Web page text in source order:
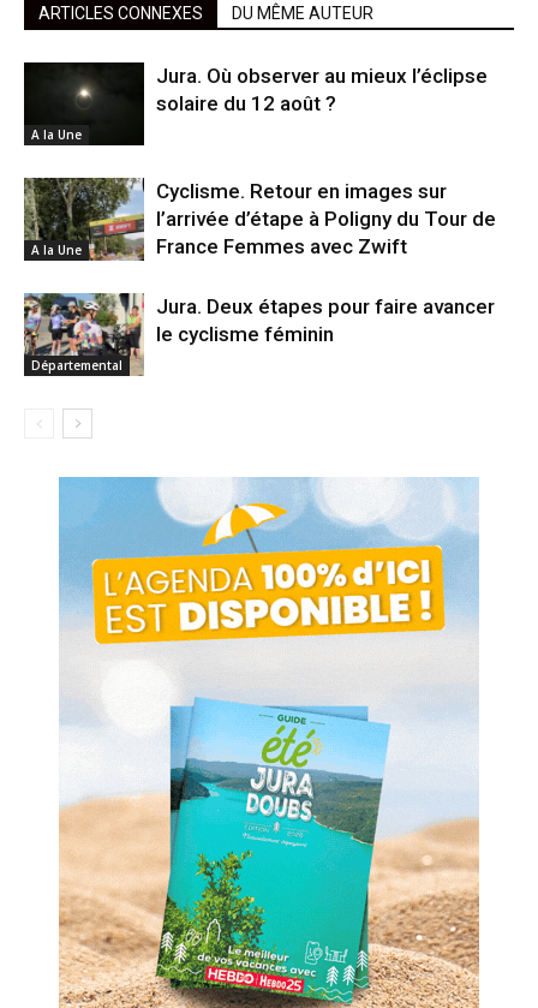
ARTICLES CONNEXES DU MÊME AUTEUR
A la Une
Jura. Où observer au mieux l’éclipse
solaire du 12 août ?
A la Une
Cyclisme. Retour en images sur
l’arrivée d’étape à Poligny du Tour de
France Femmes avec Zwift
Départemental
Jura. Deux étapes pour faire avancer
le cyclisme féminin